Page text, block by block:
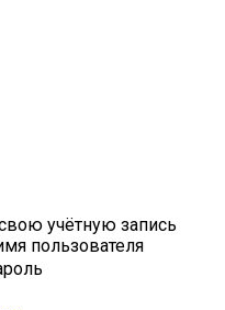
учётную запись
пользователя